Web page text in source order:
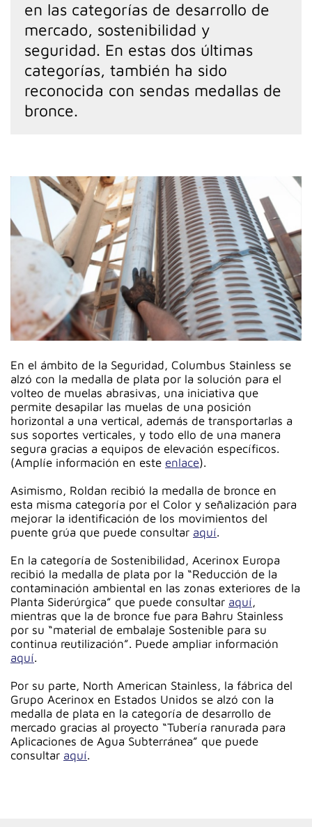
en las categorías de desarrollo de
mercado, sostenibilidad y
seguridad. En estas dos últimas
categorías, también ha sido
reconocida con sendas medallas de
bronce.
En el ámbito de la Seguridad, Columbus Stainless se
alzó con la medalla de plata por la solución para el
volteo de muelas abrasivas, una iniciativa que
permite desapilar las muelas de una posición
horizontal a una vertical, además de transportarlas a
sus soportes verticales, y todo ello de una manera
segura gracias a equipos de elevación específicos.
(Amplíe información en este enlace).
Asimismo, Roldan recibió la medalla de bronce en
esta misma categoría por el Color y señalización para
mejorar la identificación de los movimientos del
puente grúa que puede consultar aquí.
En la categoría de Sostenibilidad, Acerinox Europa
recibió la medalla de plata por la “Reducción de la
contaminación ambiental en las zonas exteriores de la
Planta Siderúrgica” que puede consultar aquí,
mientras que la de bronce fue para Bahru Stainless
por su “material de embalaje Sostenible para su
continua reutilización”. Puede ampliar información
aquí.
Por su parte, North American Stainless, la fábrica del
Grupo Acerinox en Estados Unidos se alzó con la
medalla de plata en la categoría de desarrollo de
mercado gracias al proyecto “Tubería ranurada para
Aplicaciones de Agua Subterránea” que puede
consultar aquí.